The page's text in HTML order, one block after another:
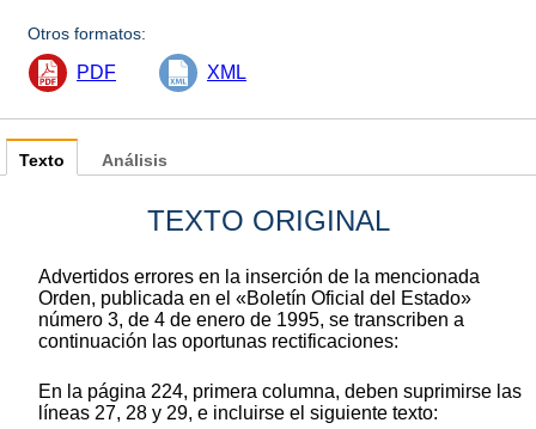
Otros formatos:
PDF XML
Texto
TEXTO ORIGINAL
Advertidos errores en la inserción de la mencionada
Orden, publicada en el «Boletín Oficial del Estado»
número 3, de 4 de enero de 1995, se transcriben a
continuación las oportunas rectificaciones:
En la página 224, primera columna, deben suprimirse las
líneas 27, 28 y 29, e incluirse el siguiente texto:
Análisis